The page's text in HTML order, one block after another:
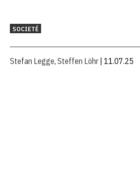
SOCIETÉ
Stefan Legge, Steffen Löhr | 11.07.25